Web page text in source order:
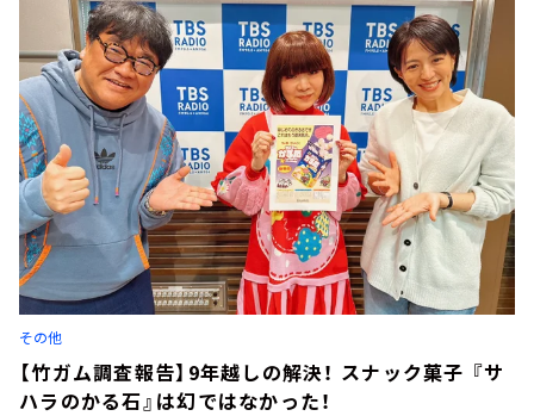
その他
【竹ガム調査報告】9年越しの解決！ スナック菓子 『サ
ハラのかる石』は幻ではなかった！